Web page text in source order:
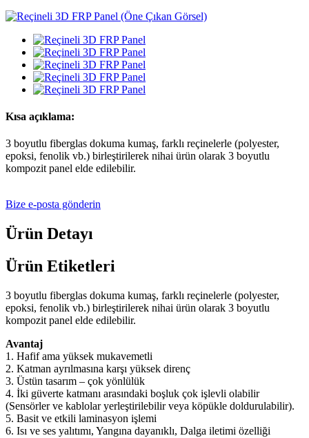
Kısa açıklama:
3 boyutlu fiberglas dokuma kumaş, farklı reçinelerle (polyester,
epoksi, fenolik vb.) birleştirilerek nihai ürün olarak 3 boyutlu
kompozit panel elde edilebilir.
Bize e-posta gönderin
Ürün Detayı
Ürün Etiketleri
3 boyutlu fiberglas dokuma kumaş, farklı reçinelerle (polyester,
epoksi, fenolik vb.) birleştirilerek nihai ürün olarak 3 boyutlu
kompozit panel elde edilebilir.
Avantaj
1. Hafif ama yüksek mukavemetli
2. Katman ayrılmasına karşı yüksek direnç
3. Üstün tasarım – çok yönlülük
4. İki güverte katmanı arasındaki boşluk çok işlevli olabilir
(Sensörler ve kablolar yerleştirilebilir veya köpükle doldurulabilir).
5. Basit ve etkili laminasyon işlemi
6. Isı ve ses yalıtımı, Yangına dayanıklı, Dalga iletimi özelliği